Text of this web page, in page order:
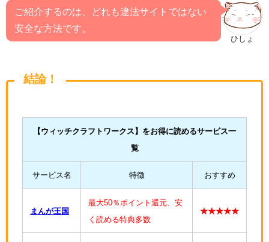
ひしょ
ご紹介するのは、どれも違法サイトではない
安全な方法です。
結論！
【ウィッチクラフトワークス 】をお得に読めるサービス一
覧
サービス名 特徴 おすすめ
まんが王国
最大50％ポイント還元、安
く読める特典多数
★★★★★